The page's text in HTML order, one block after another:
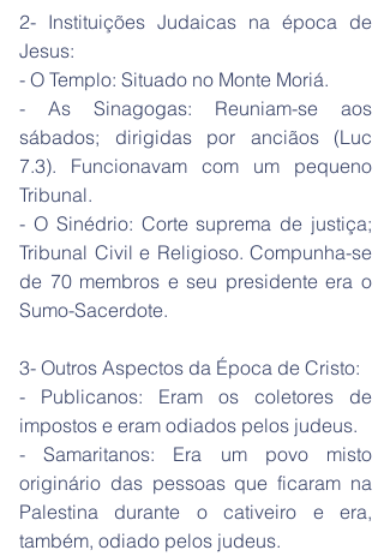
2- Instituições Judaicas na época de
Jesus:
- O Templo: Situado no Monte Moriá.
- As Sinagogas: Reuniam-se aos
sábados; dirigidas por anciãos (Luc
7.3). Funcionavam com um pequeno
Tribunal.
- O Sinédrio: Corte suprema de justiça;
Tribunal Civil e Religioso. Compunha-se
de 70 membros e seu presidente era o
Sumo-Sacerdote.
3- Outros Aspectos da Época de Cristo:
- Publicanos: Eram os coletores de
impostos e eram odiados pelos judeus.
- Samaritanos: Era um povo misto
originário das pessoas que ficaram na
Palestina durante o cativeiro e era,
também, odiado pelos judeus.